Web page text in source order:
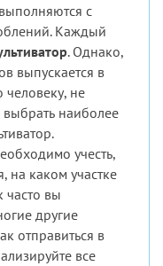
с
Каждый
. Однако,
выпускается в
человеку, не
наиболее
учесть,
на каком участке
часто вы
другие
отправиться в
все